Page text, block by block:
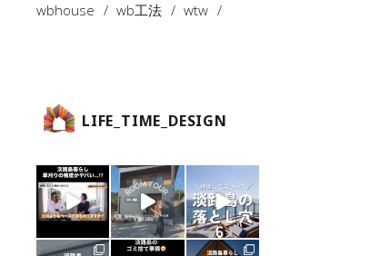
wbhouse wb工法 wtw
LIFE_TIME_DESIGN